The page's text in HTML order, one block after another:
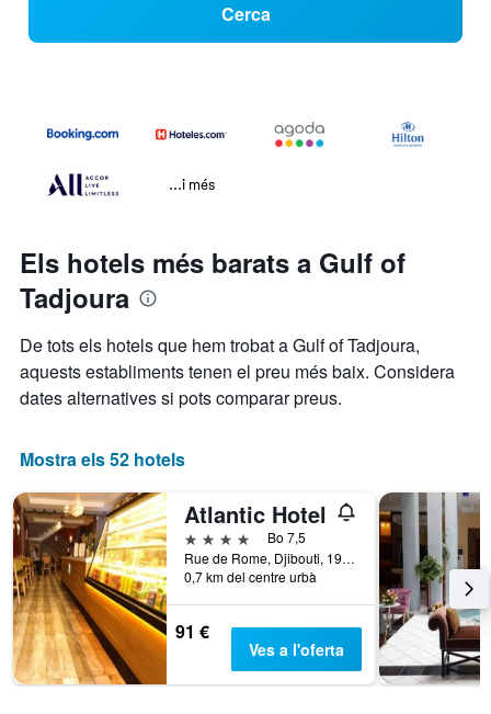
Cerca
...i més
Els hotels més barats a Gulf of
Tadjoura
De tots els hotels que hem trobat a Gulf of Tadjoura,
aquests establiments tenen el preu més baix. Considera
dates alternatives si pots comparar preus.
Mostra els 52 hotels
Atlantic Hotel
4 estrelles
Bo 7,5
Rue de Rome, Djibouti, 1912, DJ, Djibouti, Djibouti
0,7 km del centre urbà
91 €
Ves a l'oferta